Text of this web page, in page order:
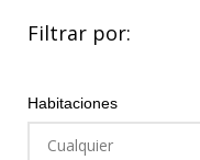
Filtrar por:
Habitaciones